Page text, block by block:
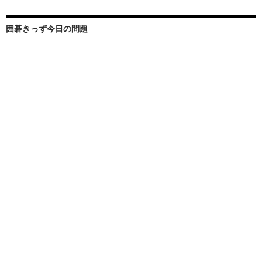
囲碁きっず今日の問題